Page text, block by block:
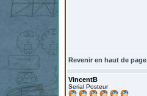
Revenir en haut de page
VincentB
Serial Posteur